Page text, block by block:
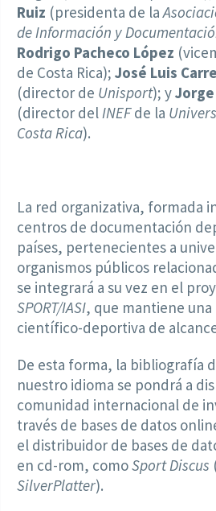
Ruiz (presidenta de la
de Información y
Rodrigo Pacheco López
de Costa Rica); José Luis
(director de Unisport); y
(director delINEFde la
Costa Rica).
La red organizativa, formada
centros de documentación
países, pertenecientes a
organismos públicos
se integrará a su vez en el
SPORT/IASI, que mantiene
científico-deportiva de
De esta forma, la bibliografía
nuestro idioma se pondrá a
comunidad internacional de
través de bases de datos
el distribuidor de bases de
en cd-rom, comoSport Discus
SilverPlatter).